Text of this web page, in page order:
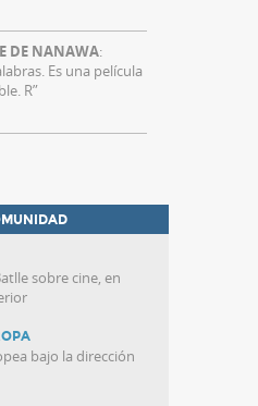
DE NANAWA:
Es una película
R”
sobre cine, en
bajo la dirección